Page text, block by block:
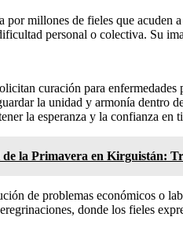
por millones de fieles que acuden
personal o colectiva. Su
curación para enfermedades
la unidad y armonía dentro
la esperanza y la confianza en
de la Primavera en Kirguistán:
de problemas económicos o
donde los fieles